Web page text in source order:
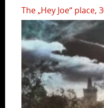
The „Hey Joe“ place,